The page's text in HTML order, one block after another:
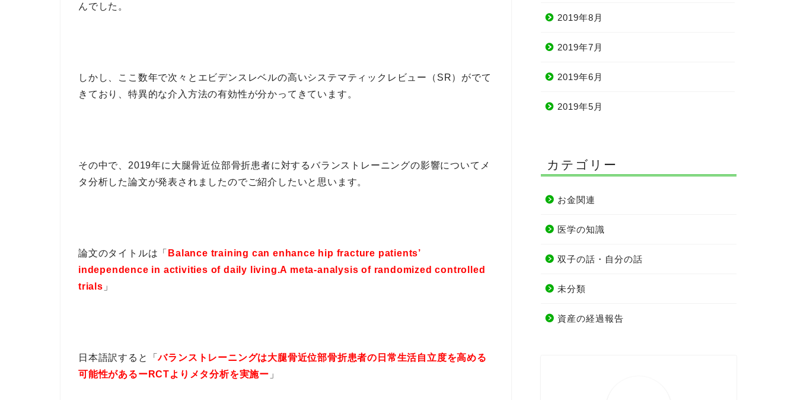
んでした。
しかし、ここ数年で次々とエビデンスレベルの高いシステマティックレビュー（SR）がでて
きており、特異的な介入方法の有効性が分かってきています。
その中で、2019年に大腿骨近位部骨折患者に対するバランストレーニングの影響についてメ
タ分析した論文が発表されましたのでご紹介したいと思います。
論文のタイトルは「 Balance training can enhance hip fracture patients’
independence in activities of daily living.A meta-analysis of randomized controlled
trials 」
日本語訳すると「バランストレーニングは大腿骨近位部骨折患者の日常生活自立度を高める
可能性があるーRCTよりメタ分析を実施ー 」
2019年8月
2019年7月
2019年6月
2019年5月
カテゴリー
お金関連
医学の知識
双子の話・自分の話
未分類
資産の経過報告